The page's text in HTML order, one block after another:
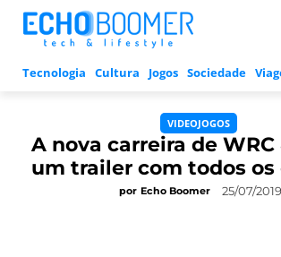
Tecnologia Cultura Jogos Sociedade
VIDEOJOGOS
A nova carreira de
um trailer com todos
por Echo Boomer 25/07/2019